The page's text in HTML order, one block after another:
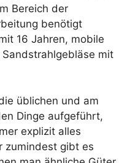
Bereich der
benötigt
16 Jahren, mobile
mit
üblichen und am
Dinge aufgeführt,
explizit alles
zumindest gibt es